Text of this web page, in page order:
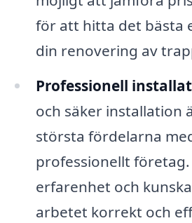
för att hitta det bästa
din renovering av
Professionell
och säker installation
största fördelarna
professionellt
erfarenhet och
arbetet korrekt och